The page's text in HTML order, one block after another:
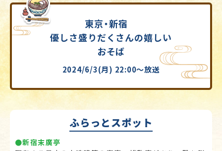
東京・新宿
優しさ盛りだくさんの嬉しい
おそば
2024/6/3(月) 22:00～放送
ふらっとスポット
●新宿末廣亭